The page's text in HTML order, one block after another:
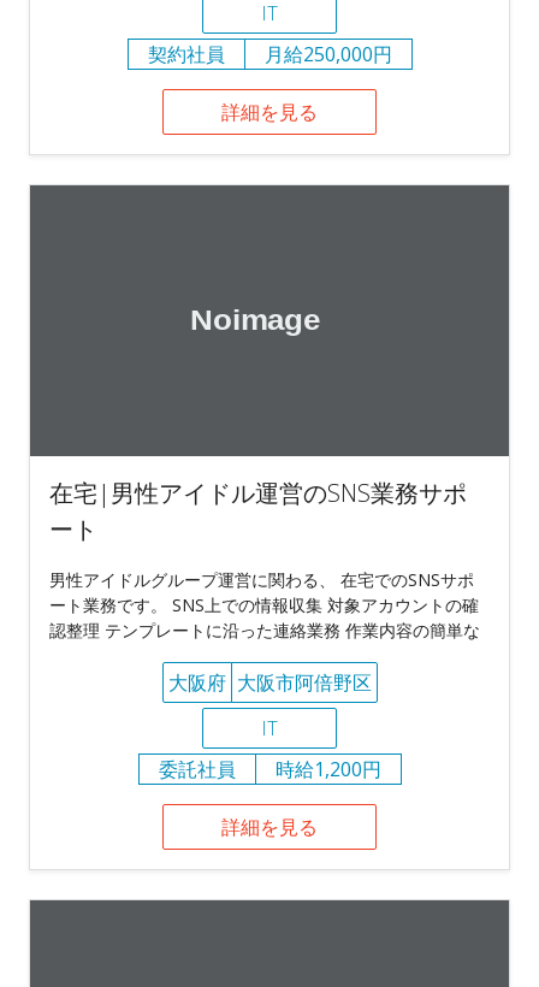
IT
契約社員
月給250,000円
詳細を見る
在宅|男性アイドル運営のSNS業務サポ
ート
男性アイドルグループ運営に関わる、 在宅でのSNSサポ
ート業務です。 SNS上での情報収集 対象アカウントの確
認整理 テンプレートに沿った連絡業務 作業内容の簡単な
大阪府 大阪市阿倍野区
IT
委託社員
時給1,200円
詳細を見る